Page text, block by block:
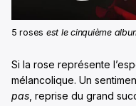
5 roses est le cinquième
Si la rose représente
mélancolique. Un
pas , reprise du grand